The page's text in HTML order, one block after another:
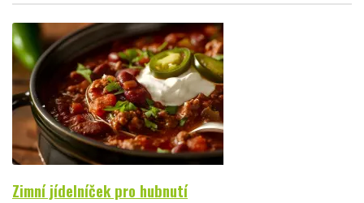
Zimní jídelníček pro hubnutí